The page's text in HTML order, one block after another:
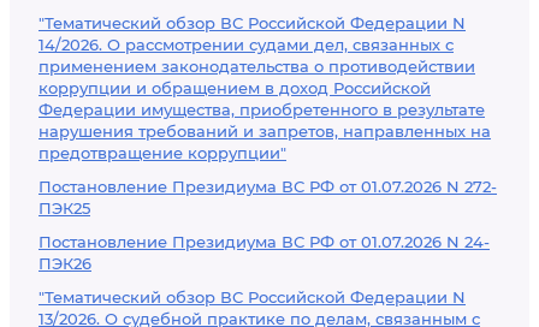
"Тематический обзор ВС Российской Федерации N
14/2026. О рассмотрении судами дел, связанных с
применением законодательства о противодействии
коррупции и обращением в доход Российской
Федерации имущества, приобретенного в результате
нарушения требований и запретов, направленных на
предотвращение коррупции"
Постановление Президиума ВС РФ от 01.07.2026 N 272-
ПЭК25
Постановление Президиума ВС РФ от 01.07.2026 N 24-
ПЭК26
"Тематический обзор ВС Российской Федерации N
13/2026. О судебной практике по делам, связанным с